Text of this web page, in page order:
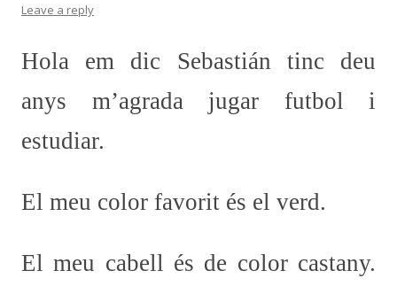
Leave a reply
Hola em dic Sebastián tinc deu
anys m’agrada jugar futbol i
estudiar.
El meu color favorit és el verd.
El meu cabell és de color castany.